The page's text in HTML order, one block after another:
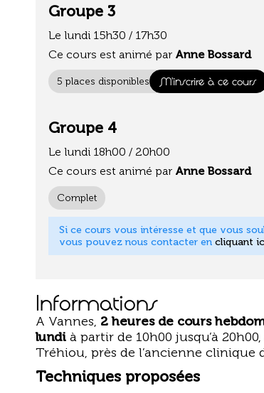
Groupe 3
Le lundi 15h30 / 17h30
Ce cours est animé par Anne Bossard
5 places disponibles M'inscrire à ce cours
Groupe 4
Le lundi 18h00 / 20h00
Ce cours est animé par Anne Bossard
Complet
Si ce cours vous intéresse et que vous
vous pouvez nous contacter en cliquant
Informations
A Vannes, 2 heures de cours
lundi à partir de 10h00 jusqu’à 20h00,
Tréhiou, près de l’ancienne clinique
Techniques proposées